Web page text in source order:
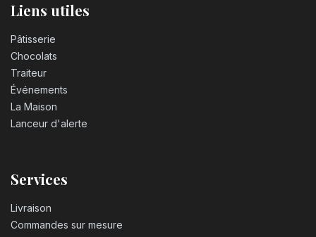
Liens utiles
Pâtisserie
Chocolats
Traiteur
Événements
La Maison
Lanceur d'alerte
Services
Livraison
Commandes sur mesure